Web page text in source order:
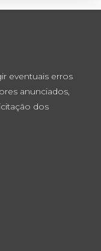
eventuais erros
anunciados,
dos